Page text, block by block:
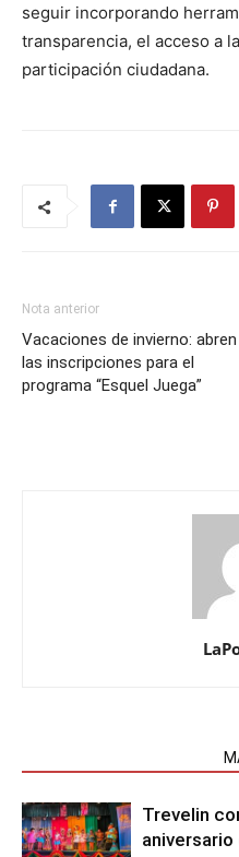
seguir incorporando
transparencia, el acceso a
participación ciudadana.
Nota anterior
Vacaciones de invierno: abren
las inscripciones para el
programa “Esquel Juega”
Trevelin